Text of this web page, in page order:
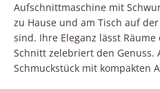
Aufschnittmaschine mit
zu Hause und am Tisch auf
sind. Ihre Eleganz lässt
Schnitt zelebriert den Genuss.
Schmuckstück mit kompakten